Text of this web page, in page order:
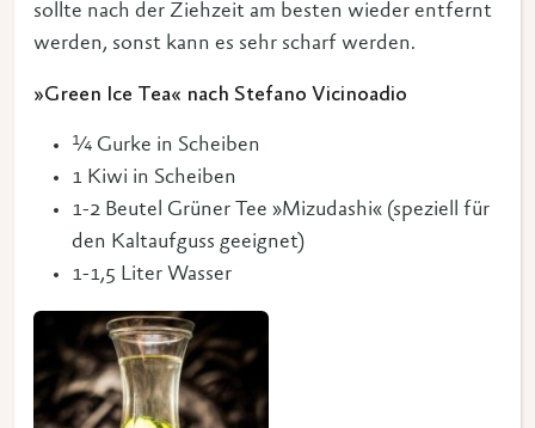
sollte nach der Ziehzeit am besten wieder entfernt
werden, sonst kann es sehr scharf werden.
»Green Ice Tea« nach Stefano Vicinoadio
¼ Gurke in Scheiben
1 Kiwi in Scheiben
1-2 Beutel Grüner Tee »Mizudashi« (speziell für
den Kaltaufguss geeignet)
1-1,5 Liter Wasser